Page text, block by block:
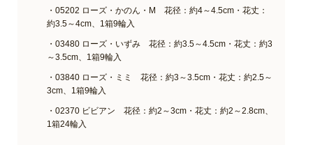
・05202 ローズ・かのん・M 花径：約4～4.5cm・花丈：
約3.5～4cm、1箱9輪入
・03480 ローズ・いずみ 花径：約3.5～4.5cm・花丈：約3
～3.5cm、1箱9輪入
・03840 ローズ・ミミ 花径：約3～3.5cm・花丈：約2.5～
3cm、1箱9輪入
・02370 ビビアン 花径：約2～3cm・花丈：約2～2.8cm、
1箱24輪入